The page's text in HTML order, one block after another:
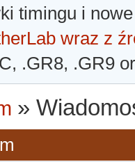
timingu i
wraz z
.GR8, .GR9
»